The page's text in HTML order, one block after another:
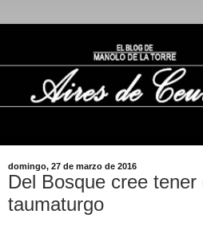
domingo, 27 de marzo de 2016
Del Bosque cree tener
taumaturgo